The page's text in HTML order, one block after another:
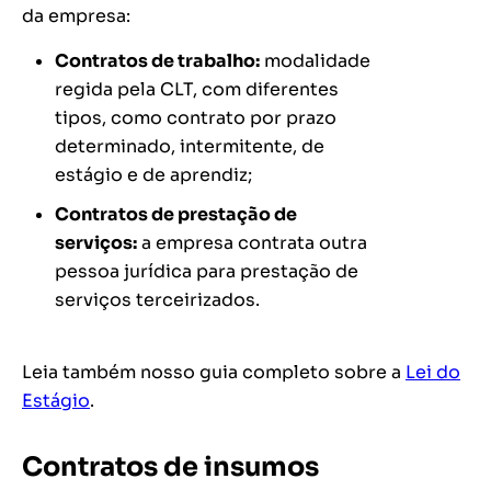
da empresa:
Contratos de trabalho: modalidade
regida pela CLT, com diferentes
tipos, como contrato por prazo
determinado, intermitente, de
estágio e de aprendiz;
Contratos de prestação de
serviços:a empresa contrata outra
pessoa jurídica para prestação de
serviços terceirizados.
Leia também nosso guia completo sobre a Lei do
Estágio.
Contratos de insumos